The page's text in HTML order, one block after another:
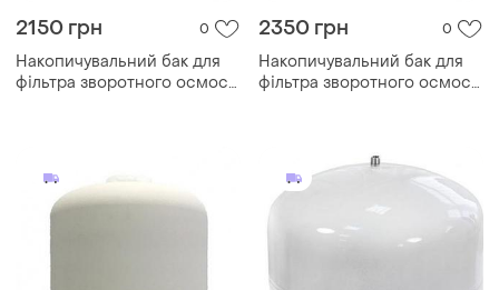
2150 грн 0
Накопичувальний бак для
фільтра зворотного осмосу
2350 грн 0
Накопичувальний бак для
фільтра зворотного осмосу